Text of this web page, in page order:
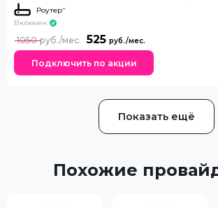
Роутер*
Включен
525
1050
Подключить по акции
Показать ещё
Похожие